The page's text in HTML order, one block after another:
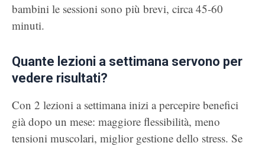
bambini le sessioni sono più brevi, circa 45-60
minuti.
Quante lezioni a settimana servono per
vedere risultati?
Con 2 lezioni a settimana inizi a percepire benefici
già dopo un mese: maggiore flessibilità, meno
tensioni muscolari, miglior gestione dello stress. Se